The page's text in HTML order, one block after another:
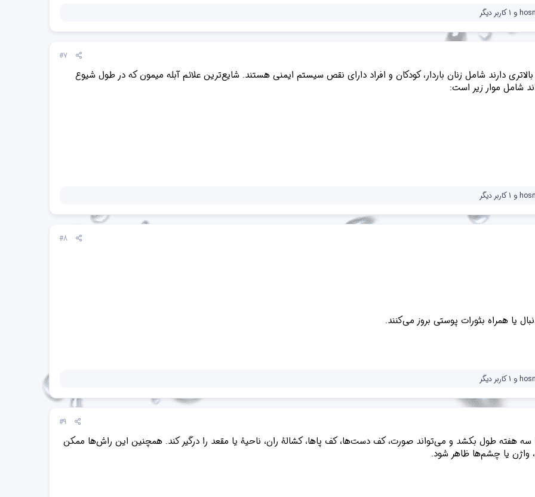
و 1 کاربر دیگر
#7
دارند شامل زنان باردار، کودکان و افراد دارای نقص سیستم ایمنی هستند. شایع‌ترین علائم آبله میمون که در طول شیوع
و 1 کاربر دیگر
#8
یا همراه بثورات پوستی بروز می‌کنند.
و 1 کاربر دیگر
#9
هفته طول بکشد و می‌تواند صورت، کف دست‌ها، کف پاها، کشالهٔ ران، ناحیهٔ یا مقعد را درگیر کند. همچنین این راش‌ها ممکن
واژن یا چشم‌ها ظاهر شود.